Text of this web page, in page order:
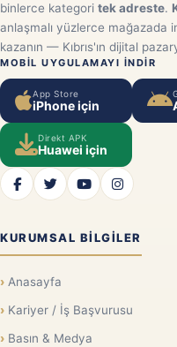
binlerce kategori tek adreste.
anlaşmalı yüzlerce mağazada
kazanın — Kıbrıs'ın dijital
MOBIL UYGULAMAYI INDIR
App Store
iPhone için
Direkt APK
Huawei için
KURUMSAL BILGILER
Anasayfa
Kariyer / İş Başvurusu
Basın & Medya